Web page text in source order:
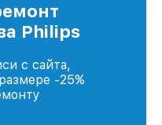
Philips
с сайта,
-25%